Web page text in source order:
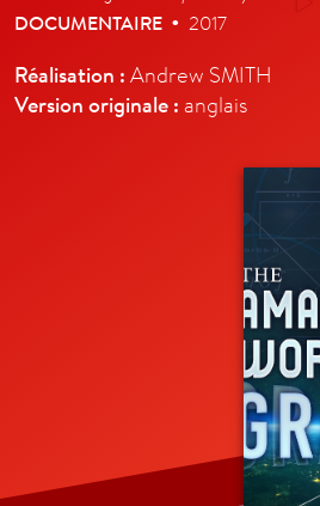
DOCUMENTAIRE • 2017
Réalisation : Andrew SMITH
Version originale : anglais